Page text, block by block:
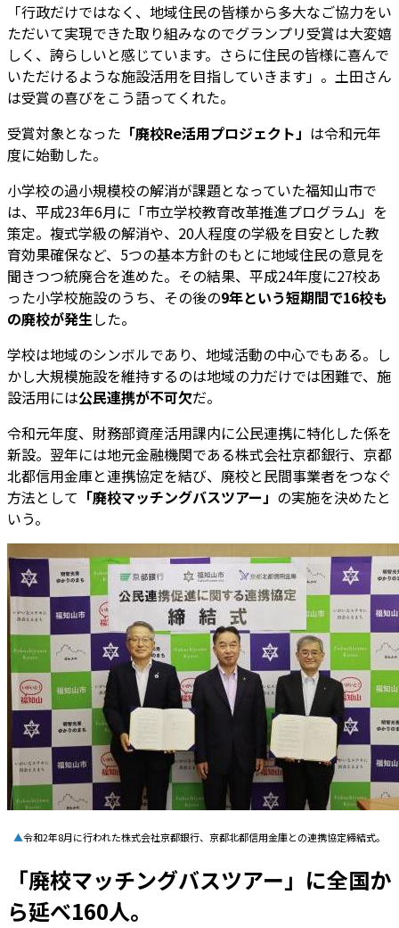
「行政だけではなく、地域住民の皆様から多大なご協力をい
ただいて実現できた取り組みなのでグランプリ受賞は大変嬉
しく、誇らしいと感じています。さらに住民の皆様に喜んで
いただけるような施設活用を目指していきます」。土田さん
は受賞の喜びをこう語ってくれた。
受賞対象となった 「廃校Re活用プロジェクト」 は令和元年
度に始動した。
小学校の過小規模校の解消が課題となっていた福知山市で
は、平成23年6月に「市立学校教育改革推進プログラム」を
策定。複式学級の解消や、20人程度の学級を目安とした教
育効果確保など、5つの基本方針のもとに地域住民の意見を
聞きつつ統廃合を進めた。その結果、平成24年度に27校あ
った小学校施設のうち、その後の9年という短期間で16校も
の廃校が発生した。
学校は地域のシンボルであり、地域活動の中心でもある。し
かし大規模施設を維持するのは地域の力だけでは困難で、施
設活用には公民連携が不可欠だ。
令和元年度、財務部資産活用課内に公民連携に特化した係を
新設。翌年には地元金融機関である株式会社京都銀行、京都
北都信用金庫と連携協定を結び、廃校と民間事業者をつなぐ
方法として 「廃校マッチングバスツアー」 の実施を決めたと
いう。
▲令和2年8月に行われた株式会社京都銀行、京都北都信用金庫との連携協定締結式。
「廃校マッチングバスツアー」に全国か
ら延べ160人。